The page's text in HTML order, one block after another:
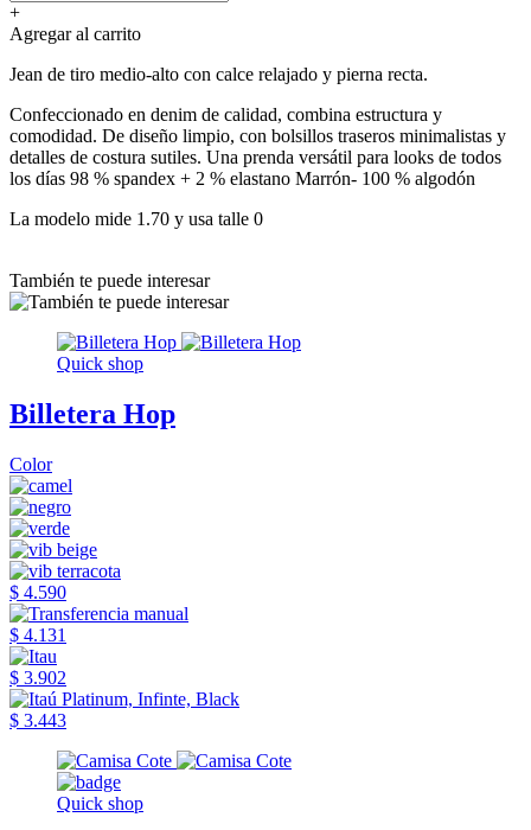
+
Agregar al carrito
Jean de tiro medio-alto con calce relajado y pierna recta.
Confeccionado en denim de calidad, combina estructura y
comodidad. De diseño limpio, con bolsillos traseros minimalistas y
detalles de costura sutiles. Una prenda versátil para looks de todos
los días 98 % spandex + 2 % elastano Marrón- 100 % algodón
La modelo mide 1.70 y usa talle 0
También te puede interesar
Quick shop
Billetera Hop
Color
$ 4.590
$ 4.131
$ 3.902
$ 3.443
Quick shop